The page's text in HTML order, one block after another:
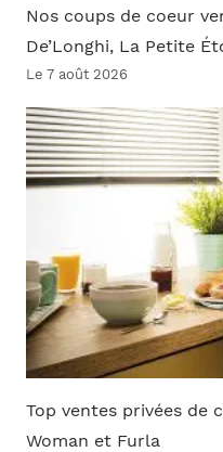
Nos coups de coeur
De’Longhi, La Petite
Le 7 août 2026
Top ventes privées de
Woman et Furla